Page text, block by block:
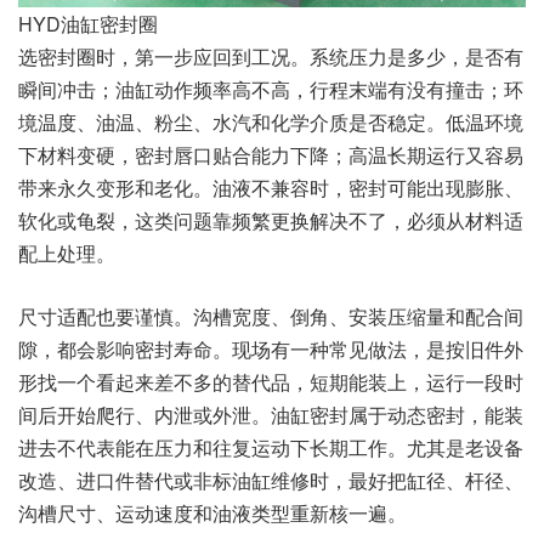
HYD油缸密封圈
选密封圈时，第一步应回到工况。系统压力是多少，是否有
瞬间冲击；油缸动作频率高不高，行程末端有没有撞击；环
境温度、油温、粉尘、水汽和化学介质是否稳定。低温环境
下材料变硬，密封唇口贴合能力下降；高温长期运行又容易
带来永久变形和老化。油液不兼容时，密封可能出现膨胀、
软化或龟裂，这类问题靠频繁更换解决不了，必须从材料适
配上处理。
尺寸适配也要谨慎。沟槽宽度、倒角、安装压缩量和配合间
隙，都会影响密封寿命。现场有一种常见做法，是按旧件外
形找一个看起来差不多的替代品，短期能装上，运行一段时
间后开始爬行、内泄或外泄。油缸密封属于动态密封，能装
进去不代表能在压力和往复运动下长期工作。尤其是老设备
改造、进口件替代或非标油缸维修时，最好把缸径、杆径、
沟槽尺寸、运动速度和油液类型重新核一遍。